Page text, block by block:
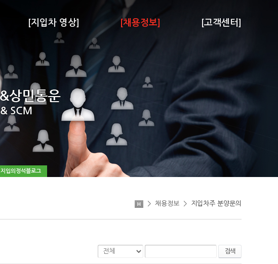
지입의정석블로그
[지입차 영상] [채용정보] [고객센터]
> 채용정보 > 지입차주 분양문의
검색